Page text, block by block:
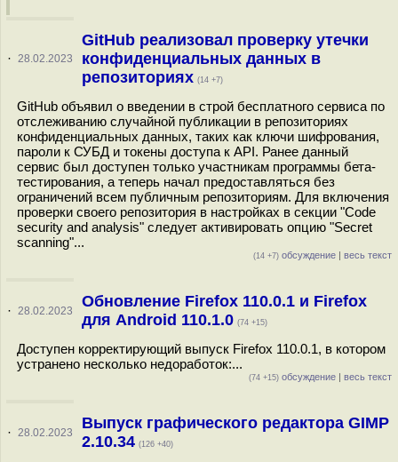
· 28.02.2023
GitHub реализовал проверку утечки
конфиденциальных данных в
репозиториях (14 +7)
GitHub объявил о введении в строй бесплатного сервиса по
отслеживанию случайной публикации в репозиториях
конфиденциальных данных, таких как ключи шифрования,
пароли к СУБД и токены доступа к API. Ранее данный
сервис был доступен только участникам программы бета-
тестирования, а теперь начал предоставляться без
ограничений всем публичным репозиториям. Для включения
проверки своего репозитория в настройках в секции "Code
security and analysis" следует активировать опцию "Secret
scanning"...
(14 +7) обсуждение | весь текст
· 28.02.2023
Обновление Firefox 110.0.1 и Firefox
для Android 110.1.0 (74 +15)
Доступен корректирующий выпуск Firefox 110.0.1, в котором
устранено несколько недоработок:...
(74 +15) обсуждение | весь текст
· 28.02.2023
Выпуск графического редактора GIMP
2.10.34 (126 +40)